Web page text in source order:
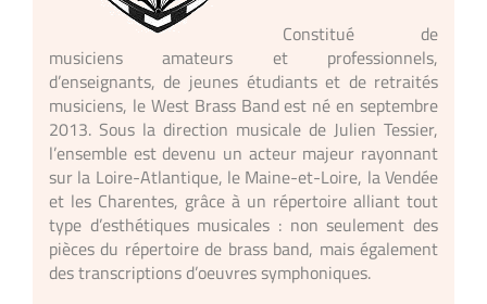
Constitué de
musiciens amateurs et professionnels,
d’enseignants, de jeunes étudiants et de retraités
musiciens, le West Brass Band est né enseptembre
2013. Sous la direction musicale de Julien Tessier,
l’ensemble est devenu un acteur majeur rayonnant
sur la Loire-Atlantique, le Maine-et-Loire, la Vendée
et les Charentes, grâce à un répertoire alliant tout
type d’esthétiques musicales : non seulement des
pièces du répertoire de brass band, mais également
des transcriptions d’oeuvres symphoniques.